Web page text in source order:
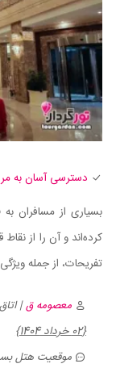
دسترسی آسان به
بسیاری از مسافران به
کرده‌اند و آن را از
تفریحات، از جمله
معصومه ق|
{02 خرداد 1404}
موقعیت هتل